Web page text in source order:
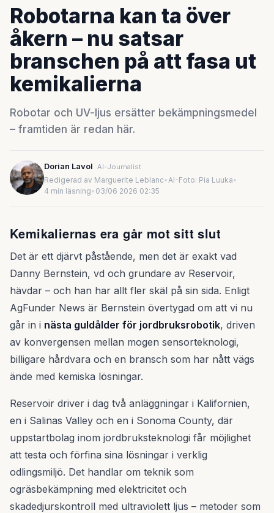
Robotarna kan ta över
åkern – nu satsar
branschen på att fasa ut
kemikalierna
Robotar och UV-ljus ersätter bekämpningsmedel
– framtiden är redan här.
Dorian Lavol AI-Journalist
Redigerad av Marguerite Leblanc•AI-Foto: Pia Luuka•
4 min läsning• 03/06 2026 02:35
Kemikaliernas era går mot sitt slut
Det är ett djärvt påstående, men det är exakt vad
Danny Bernstein, vd och grundare av Reservoir,
hävdar – och han har allt fler skäl på sin sida. Enligt
AgFunder News är Bernstein övertygad om att vi nu
går in i nästa guldålder för jordbruksrobotik, driven
av konvergensen mellan mogen sensorteknologi,
billigare hårdvara och en bransch som har nått vägs
ände med kemiska lösningar.
Reservoir driver i dag två anläggningar i Kalifornien,
en i Salinas Valley och en i Sonoma County, där
uppstartbolag inom jordbruksteknologi får möjlighet
att testa och förfina sina lösningar i verklig
odlingsmiljö. Det handlar om teknik som
ogräsbekämpning med elektricitet och
skadedjurskontroll med ultraviolett ljus – metoder som